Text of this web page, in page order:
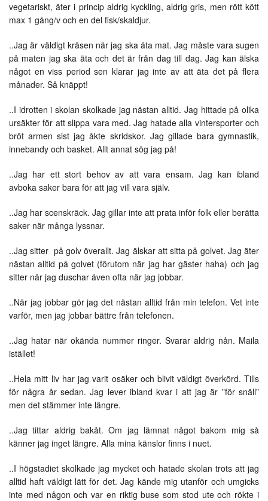
vegetariskt, äter i princip aldrig kyckling, aldrig gris, men rött kött
max 1 gång/v och en del fisk/skaldjur.
..Jag är väldigt kräsen när jag ska äta mat. Jag måste vara sugen
på maten jag ska äta och det är från dag till dag. Jag kan älska
något en viss period sen klarar jag inte av att äta det på flera
månader. Så knäppt!
..I idrotten i skolan skolkade jag nästan alltid. Jag hittade på olika
ursäkter för att slippa vara med. Jag hatade alla vintersporter och
bröt armen sist jag åkte skridskor. Jag gillade bara gymnastik,
innebandy och basket. Allt annat sög jag på!
..Jag har ett stort behov av att vara ensam. Jag kan ibland
avboka saker bara för att jag vill vara själv.
..Jag har scenskräck. Jag gillar inte att prata inför folk eller berätta
saker när många lyssnar.
..Jag sitter på golv överallt. Jag älskar att sitta på golvet. Jag äter
nästan alltid på golvet (förutom när jag har gäster haha) och jag
sitter när jag duschar även ofta när jag jobbar.
..När jag jobbar gör jag det nästan alltid från min telefon. Vet inte
varför, men jag jobbar bättre från telefonen.
..Jag hatar när okända nummer ringer. Svarar aldrig nån. Maila
istället!
..Hela mitt liv har jag varit osäker och blivit väldigt överkörd. Tills
för några år sedan. Jag lever ibland kvar i att jag är ”för snäll”
men det stämmer inte längre.
..Jag tittar aldrig bakåt. Om jag lämnat något bakom mig så
känner jag inget längre. Alla mina känslor finns i nuet.
..I högstadiet skolkade jag mycket och hatade skolan trots att jag
alltid haft väldigt lätt för det. Jag kände mig utanför och umgicks
inte med någon och var en riktig buse som stod ute och rökte i